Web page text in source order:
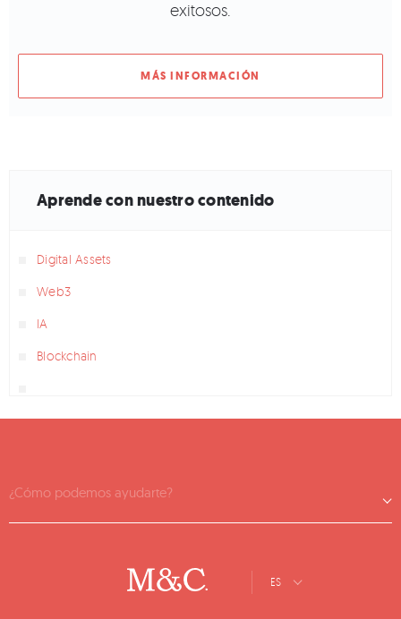
exitosos.
MÁS INFORMACIÓN
Aprende con nuestro contenido
Digital Assets
Web3
IA
Blockchain
¿Cómo podemos ayudarte?
ES